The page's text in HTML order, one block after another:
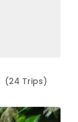
(24 Trips)